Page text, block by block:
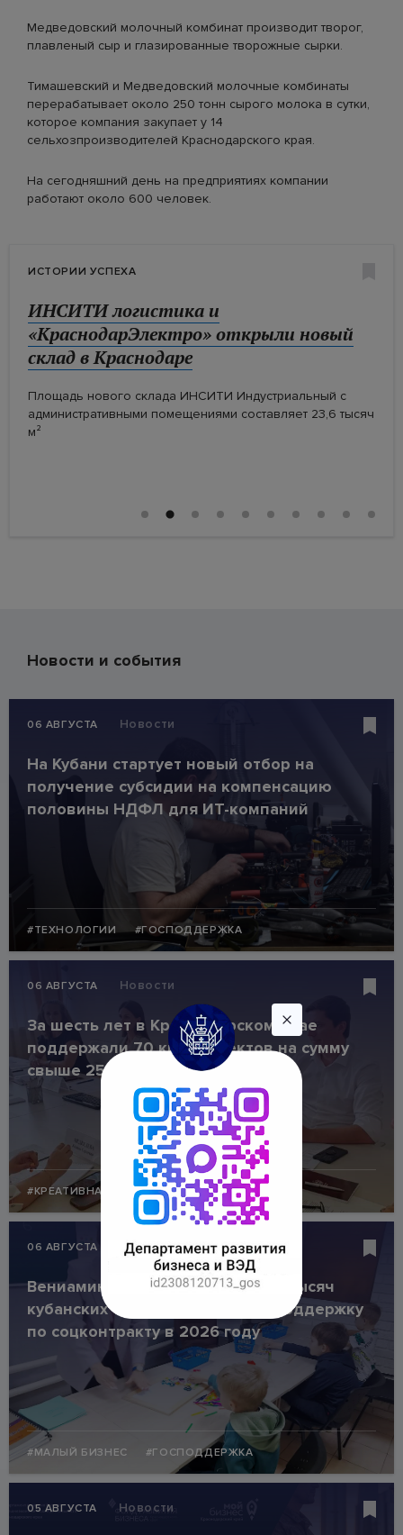
Медведовский молочный комбинат производит творог,
плавленый сыр и глазированные творожные сырки.
Тимашевский и Медведовский молочные комбинаты
перерабатывает около 250 тонн сырого молока в сутки,
которое компания закупает у 14
сельхозпроизводителей Краснодарского края.
На сегодняшний день на предприятиях компании
работают около 600 человек.
Открытие в городе Новороссийске
складского комплекса 3-й очереди
Кубанская винодельня «Фанагория»
запустила пятую линию розлива
ИСТОРИИ УСПЕХА
ИНСИТИ логистика и
«КраснодарЭлектро» открыли новый
склад в Краснодаре
Площадь нового склада ИНСИТИ Индустриальный с
административными помещениями составляет 23,6 тысяч
м²
ГК «Хевел» ввела комплекс солнечных
батарей на Кубани
Новый санаторий «Кристалл»
открыли в Сочи
«Инсити логистика» ввела в
эксплуатацию склад в Краснодаре за
2,5 млрд рублей
В Северском районе запустили
производство медицинских изделий
Агротуристический комплекс «Шато
Пино»
Запуск объектов нового производства
на Афипском НПЗ
В Славянском районе открыли
фруктохранилище
Открытие в городе Новороссийске
складского комплекса 3-й очереди
Кубанская винодельня «Фанагория»
запустила пятую линию розлива
Новости и события
06 АВГУСТА Новости
На Кубани стартует новый отбор на
получение субсидии на компенсацию
половины НДФЛ для ИT-компаний
#ТЕХНОЛОГИИ #ГОСПОДДЕРЖКА
06 АВГУСТА Новости
За шесть лет в Краснодарском крае
поддержали 70 кинопроектов на сумму
свыше 250 млн рублей
#КРЕАТИВНАЯ ИНДУСТРИЯ #ЭКОНОМИКА
06 АВГУСТА Новости
Вениамин Кондратьев: Около 4 тысяч
кубанских семей получили господдержку
по соцконтракту в 2026 году
#МАЛЫЙ БИЗНЕС #ГОСПОДДЕРЖКА
05 АВГУСТА Новости